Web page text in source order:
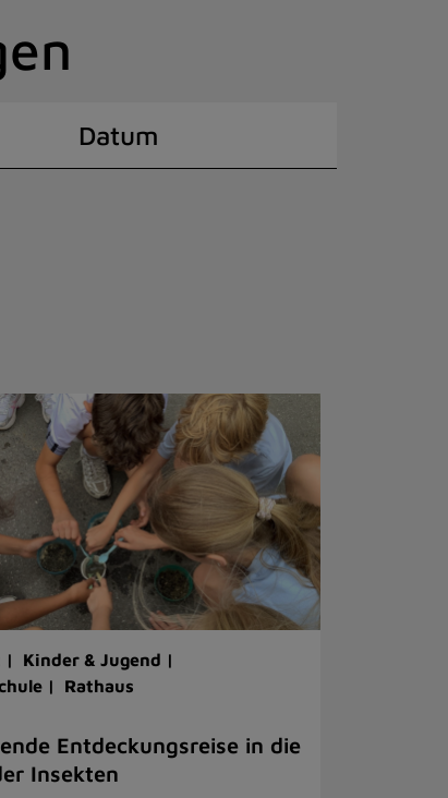
Datum
|
Kinder & Jugend |
|
Rathaus
Entdeckungsreise in die
Insekten